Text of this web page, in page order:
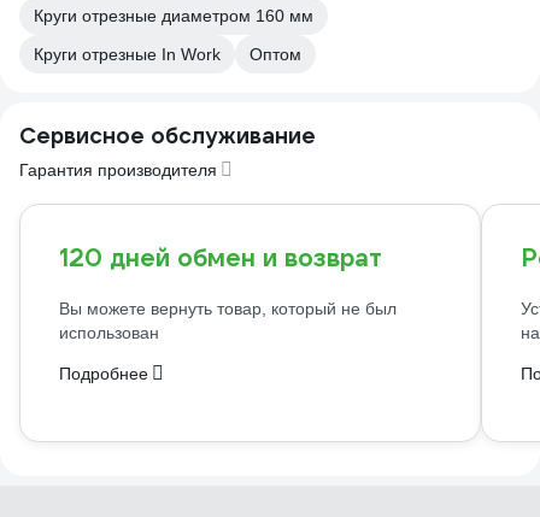
Круги отрезные диаметром 160 мм
Круги отрезные In Work
Оптом
Сервисное обслуживание
Гарантия производителя
120 дней обмен и возврат
Вы можете вернуть товар, который не был
использован
Подробнее